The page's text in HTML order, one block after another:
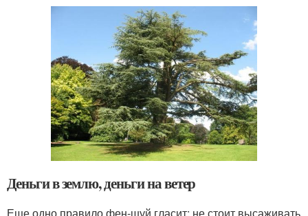
Деньги в землю, деньги на ветер